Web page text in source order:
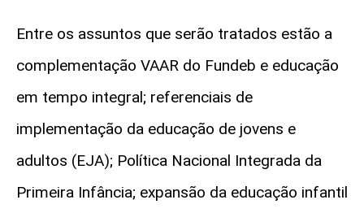
Entre os assuntos que serão tratados estão a
complementação VAAR do Fundeb e educação
em tempo integral; referenciais de
implementação da educação de jovens e
adultos (EJA); Política Nacional Integrada da
Primeira Infância; expansão da educação infantil